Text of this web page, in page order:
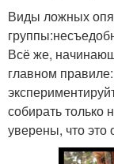
Виды ложных
Всё же,
главном
собирать только
уверены, что это